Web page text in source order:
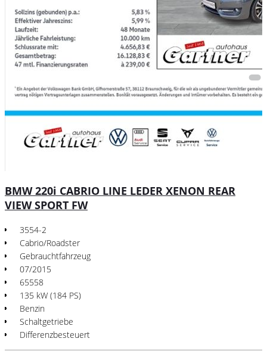
BMW 220i CABRIO LINE LEDER XENON REAR
VIEW SPORT FW
3554-2
Cabrio/Roadster
Gebrauchtfahrzeug
07/2015
65558
135 kW (184 PS)
Benzin
Schaltgetriebe
Differenzbesteuert